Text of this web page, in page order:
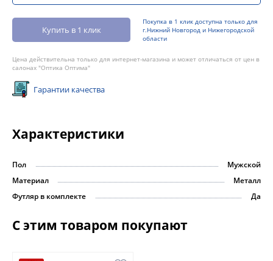
Купить в 1 клик
Покупка в 1 клик доступна только для
г.Нижний Новгород и Нижегородской
области
Цена действительна только для интернет-магазина и может отличаться от цен в
салонах "Оптика Оптима"
Гарантии качества
Характеристики
Пол
Мужской
Материал
Металл
Футляр в комплекте
Да
С этим товаром покупают